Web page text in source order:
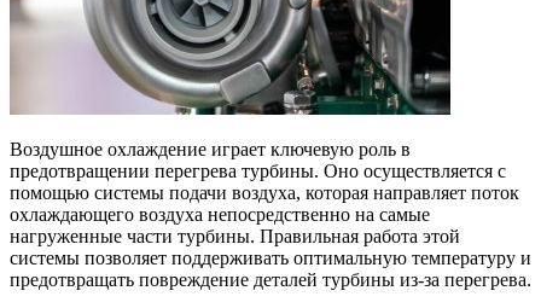
Воздушное охлаждение играет ключевую роль в
предотвращении перегрева турбины. Оно осуществляется с
помощью системы подачи воздуха, которая направляет поток
охлаждающего воздуха непосредственно на самые
нагруженные части турбины. Правильная работа этой
системы позволяет поддерживать оптимальную температуру и
предотвращать повреждение деталей турбины из-за перегрева.